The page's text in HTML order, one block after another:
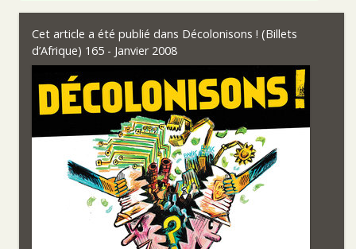
Cet article a été publié dans Décolonisons ! (Billets
d’Afrique) 165 - Janvier 2008